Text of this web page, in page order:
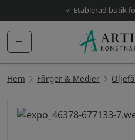
Etablerad butik
Hem Färger & Medier